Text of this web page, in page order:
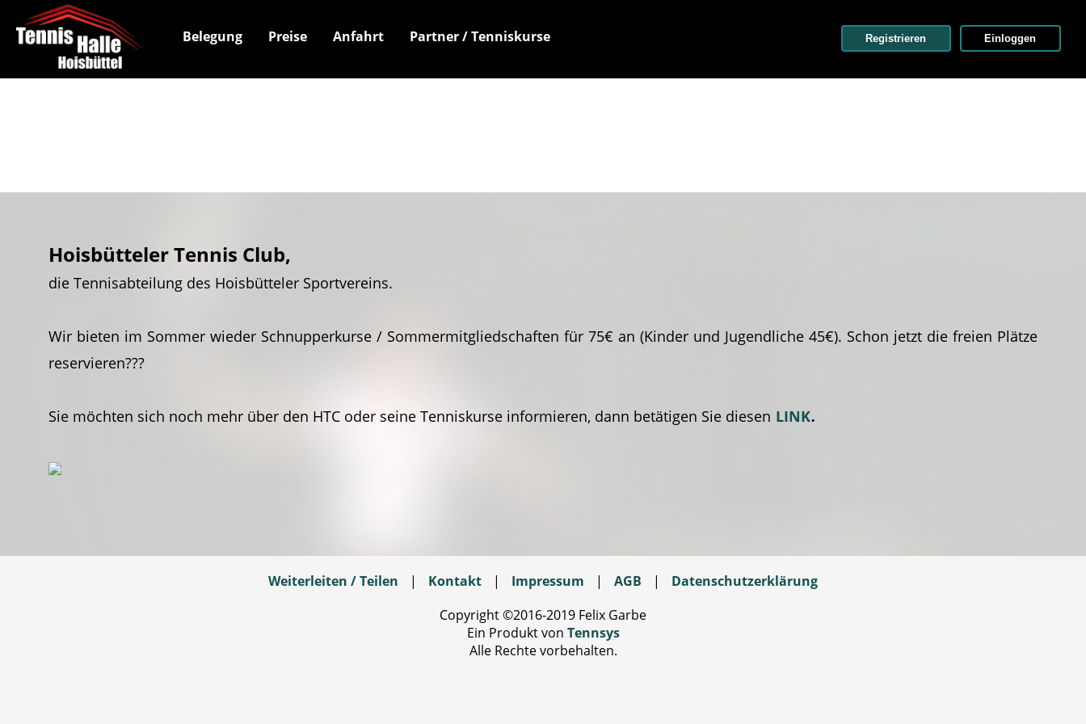
Belegung Preise Anfahrt Partner / Tenniskurse Registrieren Einloggen
Hoisbütteler Tennis Club,
die Tennisabteilung des Hoisbütteler Sportvereins.
Wir bieten im Sommer wieder Schnupperkurse / Sommermitgliedschaften für 75€ an (Kinder und Jugendliche 45€). Schon jetzt die freien Plätze
reservieren???
Sie möchten sich noch mehr über den HTC oder seine Tenniskurse informieren, dann betätigen Sie diesen LINK.
Weiterleiten / Teilen | Kontakt | Impressum | AGB |
Datenschutzerklärung
Copyright ©2016-2019 Felix Garbe
Ein Produkt von Tennsys
Alle Rechte vorbehalten.